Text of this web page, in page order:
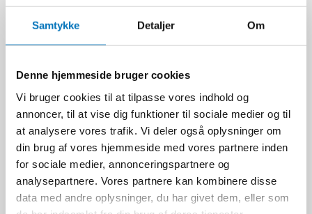
Samtykke Detaljer Om
Denne hjemmeside bruger cookies
Vi bruger cookies til at tilpasse vores indhold og
annoncer, til at vise dig funktioner til sociale medier og til
at analysere vores trafik. Vi deler også oplysninger om
din brug af vores hjemmeside med vores partnere inden
for sociale medier, annonceringspartnere og
analysepartnere. Vores partnere kan kombinere disse
data med andre oplysninger, du har givet dem, eller som
25x50cm | Kørselsretning
O100002064
267,00 DKK
Ekskl. moms
VIS PRODUKT